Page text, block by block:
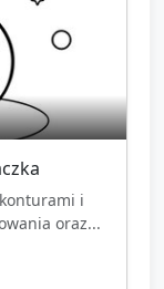
i
oraz...